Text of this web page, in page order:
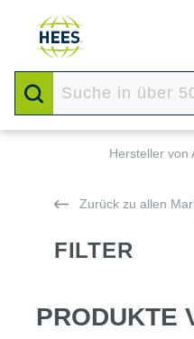
Hersteller von
Zurück zu allen
FILTER
PRODUKTE